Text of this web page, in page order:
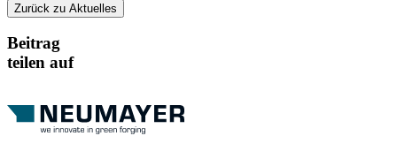
Zurück zu Aktuelles
Beitrag
teilen auf